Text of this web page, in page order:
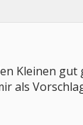
Kleinen gut
als